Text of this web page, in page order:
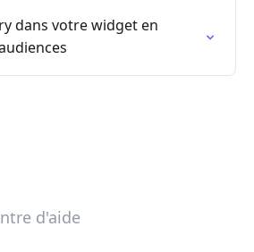
dans votre widget en
d'aide